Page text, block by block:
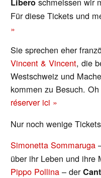
Für diese Tickets und
»
Sie sprechen eher
Vincent & Vincent, die
Westschweiz und
kommen zu Besuch.
réserver ici »
Nur noch wenige
Simonetta Sommaruga
über ihr Leben und ihre
Pippo Pollina – der